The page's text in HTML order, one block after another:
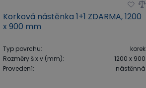
Korková nástěnka 1+1 ZDARMA, 1200
x 900 mm
Typ povrchu:
korek
Rozměry š x v (mm):
1200 x 900
Provedení: nástěnná